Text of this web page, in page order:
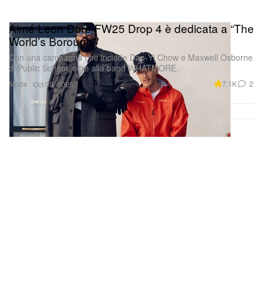
Moda
Aimé Leon Dore FW25 Drop 4 è dedicata a “The
World’s Borough”
Con una campagna che include Dao‑Yi Chow e Maxwell Osborne
di Public School, oltre alla band WHATMORE.
Oct 30, 2025 7.1K 2